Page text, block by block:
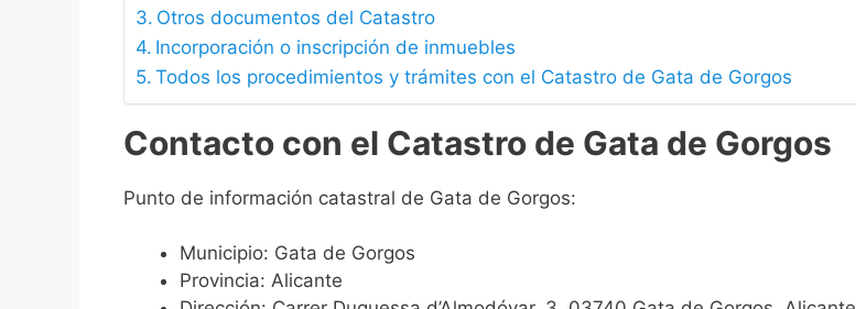
Otros documentos del Catastro
Incorporación o inscripción de inmuebles
Todos los procedimientos y trámites con el Catastro de Gata de Gorgos
Contacto con el Catastro de Gata de Gorgos
Punto de información catastral de Gata de Gorgos:
Municipio: Gata de Gorgos
Provincia: Alicante